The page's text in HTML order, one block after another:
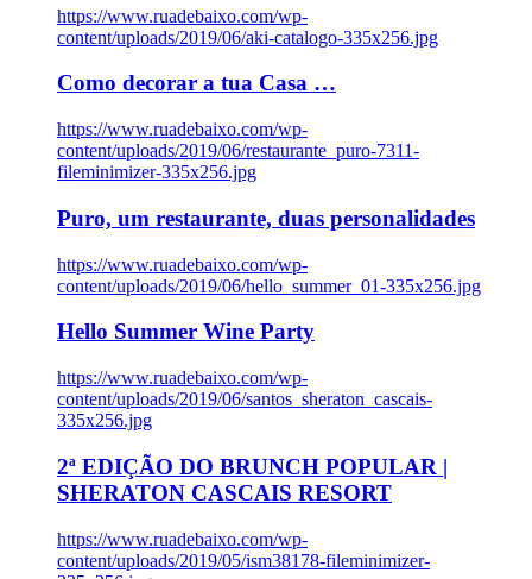
https://www.ruadebaixo.com/wp-
content/uploads/2019/06/aki-catalogo-335x256.jpg
Como decorar a tua Casa …
https://www.ruadebaixo.com/wp-
content/uploads/2019/06/restaurante_puro-7311-
fileminimizer-335x256.jpg
Puro, um restaurante, duas personalidades
https://www.ruadebaixo.com/wp-
content/uploads/2019/06/hello_summer_01-335x256.jpg
Hello Summer Wine Party
https://www.ruadebaixo.com/wp-
content/uploads/2019/06/santos_sheraton_cascais-
335x256.jpg
2ª EDIÇÃO DO BRUNCH POPULAR |
SHERATON CASCAIS RESORT
https://www.ruadebaixo.com/wp-
content/uploads/2019/05/ism38178-fileminimizer-